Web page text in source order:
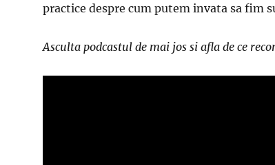
practice despre cum putem invata sa fim
Asculta podcastul de mai jos si afla de ce